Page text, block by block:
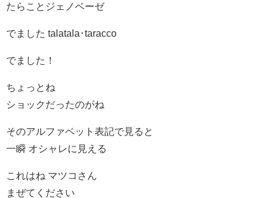
たらことジェノベーゼ
でました talatala･taracco
でました！
ちょっとね
ショックだったのがね
そのアルファベット表記で見ると
一瞬 オシャレに見える
これはね マツコさん
まぜてください